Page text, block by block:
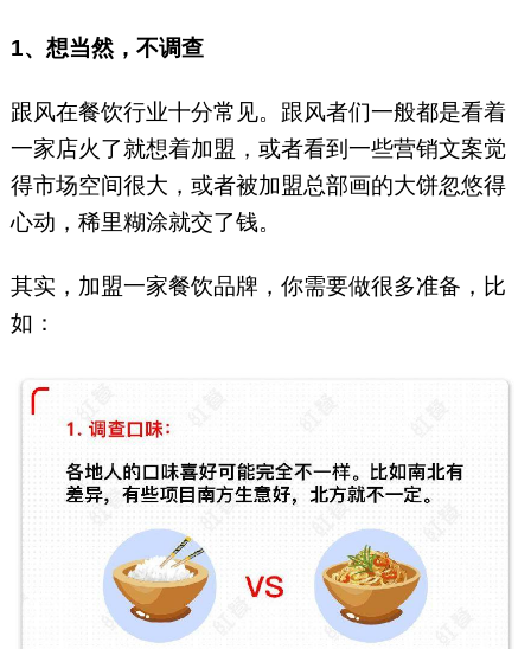
1、想当然，不调查
跟风在餐饮行业十分常见。跟风者们一般都是看着
一家店火了就想着加盟，或者看到一些营销文案觉
得市场空间很大，或者被加盟总部画的大饼忽悠得
心动，稀里糊涂就交了钱。
其实，加盟一家餐饮品牌，你需要做很多准备，比
如：